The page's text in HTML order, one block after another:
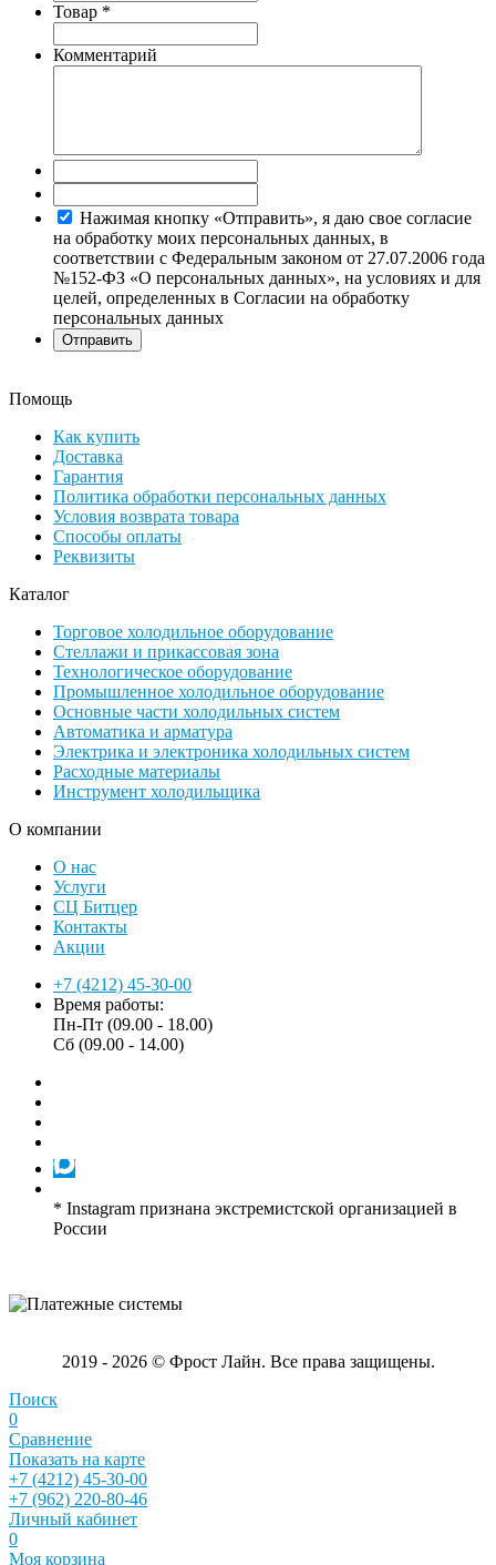
Товар *
Комментарий
Нажимая кнопку «Отправить», я даю свое согласие
на обработку моих персональных данных, в
соответствии с Федеральным законом от 27.07.2006 года
№152-ФЗ «О персональных данных», на условиях и для
целей, определенных в Согласии на обработку
персональных данных
Помощь
Как купить
Доставка
Гарантия
Политика обработки персональных данных
Условия возврата товара
Способы оплаты
Реквизиты
Каталог
Торговое холодильное оборудование
Стеллажи и прикассовая зона
Технологическое оборудование
Промышленное холодильное оборудование
Основные части холодильных систем
Автоматика и арматура
Электрика и электроника холодильных систем
Расходные материалы
Инструмент холодильщика
О компании
О нас
Услуги
СЦ Битцер
Контакты
Акции
+7 (4212) 45-30-00
Время работы:
Пн-Пт (09.00 - 18.00)
Сб (09.00 - 14.00)
* Instagram признана экстремистской организацией в
России
2019 - 2026 © Фрост Лайн. Все права защищены.
Поиск
0
Сравнение
Показать на карте
+7 (4212) 45-30-00
+7 (962) 220-80-46
Личный кабинет
0
Моя корзина